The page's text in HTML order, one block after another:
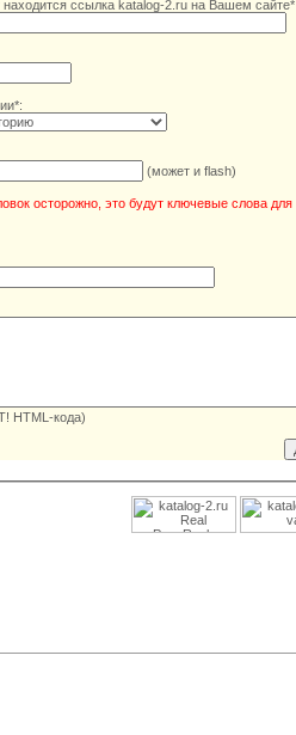
находится ссылка katalog-2.ru на Вашем
(может и flash)
осторожно, это будут ключевые слова
HTML-кода)